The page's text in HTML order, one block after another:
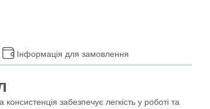
Інформація для замовлення
забезпечує легкість у роботі та